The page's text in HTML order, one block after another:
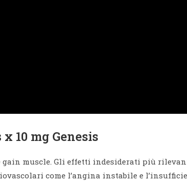
10 mg Genesis
gain muscle. Gli effetti indesiderati più
come l’angina instabile e